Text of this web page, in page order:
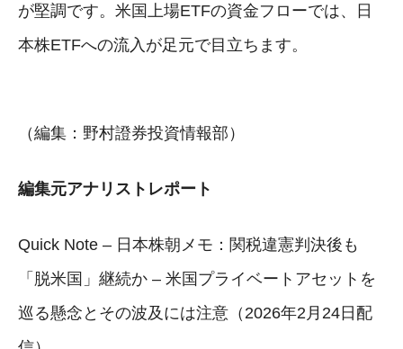
が堅調です。米国上場ETFの資金フローでは、日
本株ETFへの流入が足元で目立ちます。
（編集：野村證券投資情報部）
編集元アナリストレポート
Quick Note – 日本株朝メモ：関税違憲判決後も
「脱米国」継続か – 米国プライベートアセットを
巡る懸念とその波及には注意（2026年2月24日配